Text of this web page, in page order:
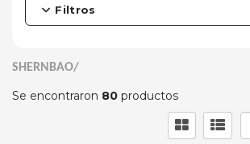
Filtros
SHERNBAO/
Se encontraron 80 productos